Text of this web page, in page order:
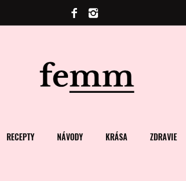
RECEPTY NÁVODY KRÁSA ZDRAVIE